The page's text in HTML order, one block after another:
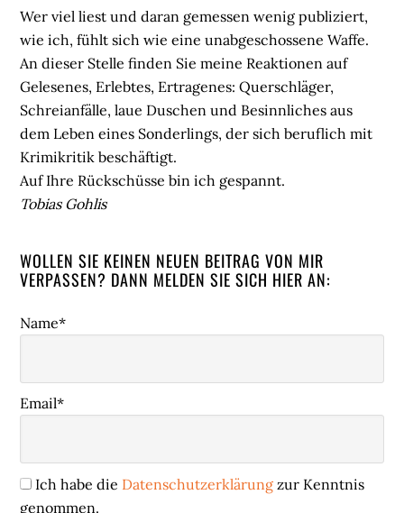
Wer viel liest und daran gemessen wenig publiziert,
wie ich, fühlt sich wie eine unabgeschossene Waffe.
An dieser Stelle finden Sie meine Reaktionen auf
Gelesenes, Erlebtes, Ertragenes: Querschläger,
Schreianfälle, laue Duschen und Besinnliches aus
dem Leben eines Sonderlings, der sich beruflich mit
Krimikritik beschäftigt.
Auf Ihre Rückschüsse bin ich gespannt.
Tobias Gohlis
WOLLEN SIE KEINEN NEUEN BEITRAG VON MIR
VERPASSEN? DANN MELDEN SIE SICH HIER AN:
Name*
Email*
Ich habe die Datenschutzerklärung zur Kenntnis
genommen.